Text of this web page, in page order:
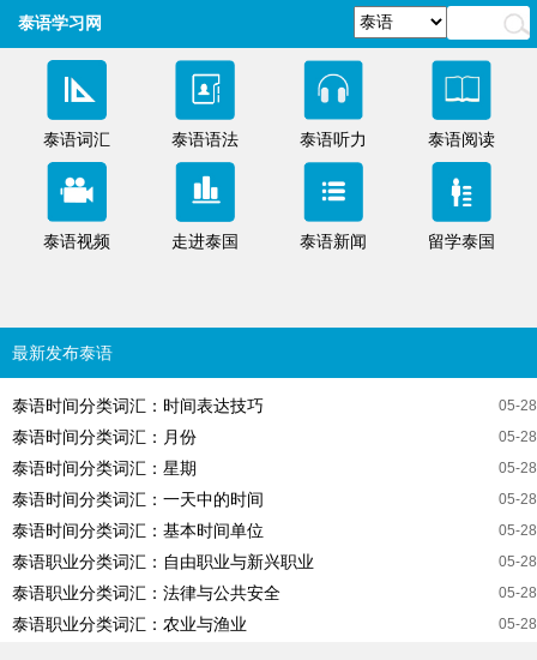
泰语学习网
泰语词汇 泰语语法 泰语听力 泰语阅读
泰语视频 走进泰国 泰语新闻 留学泰国
最新发布泰语
05-28
泰语时间分类词汇：时间表达技巧
05-28
泰语时间分类词汇：月份
05-28
泰语时间分类词汇：星期
05-28
泰语时间分类词汇：一天中的时间
05-28
泰语时间分类词汇：基本时间单位
05-28
泰语职业分类词汇：自由职业与新兴职业
05-28
泰语职业分类词汇：法律与公共安全
05-28
泰语职业分类词汇：农业与渔业